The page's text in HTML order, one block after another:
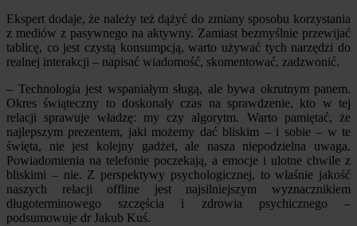
Ekspert dodaje, że należy też dążyć do zmiany sposobu korzystania
z mediów z pasywnego na aktywny. Zamiast bezmyślnie przewijać
tablicę, co jest czystą konsumpcją, warto używać tych narzędzi do
realnej interakcji – napisać wiadomość, skomentować, zadzwonić.
– Technologia jest wspaniałym sługą, ale bywa okrutnym panem.
Okres świąteczny to doskonały czas na sprawdzenie, kto w tej
relacji sprawuje władzę: my czy algorytm. Warto pamiętać, że
najlepszym prezentem, jaki możemy dać bliskim – i sobie – w te
święta, nie jest kolejny gadżet, ale nasza niepodzielna uwaga.
Powiadomienia na telefonie poczekają, a emocje i ulotne chwile z
bliskimi – nie. Z perspektywy psychologicznej, to właśnie jakość
naszych relacji offline jest najsilniejszym wyznacznikiem
długoterminowego szczęścia i zdrowia psychicznego –
podsumowuje dr Jakub Kuś.